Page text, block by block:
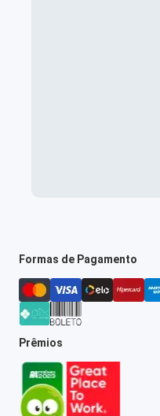
Formas de Pagamento
Prêmios